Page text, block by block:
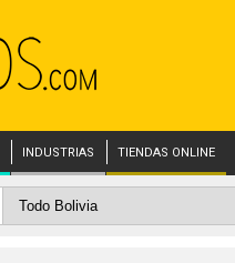
INDUSTRIAS TIENDAS ONLINE